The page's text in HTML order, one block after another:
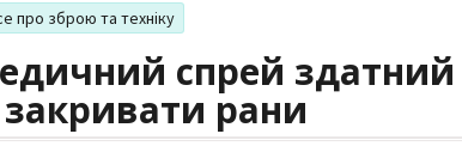
про зброю та техніку
спрей здатний
рани